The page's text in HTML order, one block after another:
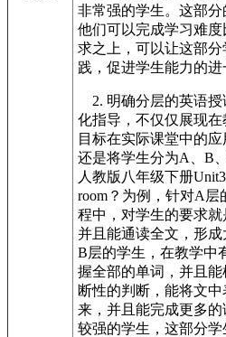
非常强的学生。这部分
他们可以完成学习难
求之上，可以让这部
践，促进学生能力的进
2. 明确分层的英语授
化指导，不仅仅展现
目标在实际课堂中的
还是将学生分为A、B
人教版八年级下册Unit3
room？为例，针对A层
程中，对学生的要求就
并且能通读全文，形
B层的学生，在教学中
握全部的单词，并且
断性的判断，能将文
来，并且能完成更多
较强的学生，这部分